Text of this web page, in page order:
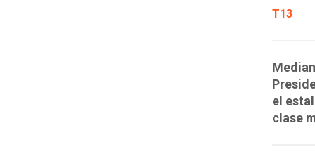
T13
el
clase